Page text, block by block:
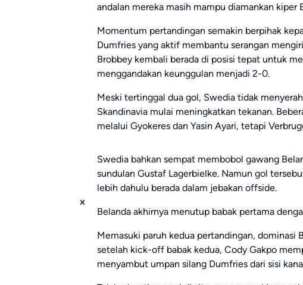
andalan mereka masih mampu diamankan kiper
Momentum pertandingan semakin berpihak
Dumfries yang aktif membantu serangan
Brobbey kembali berada di posisi tepat untuk
menggandakan keunggulan menjadi 2-0.
Meski tertinggal dua gol, Swedia tidak
Skandinavia mulai meningkatkan tekanan.
melalui Gyokeres dan Yasin Ayari, tetapi
Swedia bahkan sempat membobol gawang
sundulan Gustaf Lagerbielke. Namun gol
lebih dahulu berada dalam jebakan offside.
Belanda akhirnya menutup babak pertama
Memasuki paruh kedua pertandingan, dominasi
setelah kick-off babak kedua, Cody Gakpo
menyambut umpan silang Dumfries dari sisi